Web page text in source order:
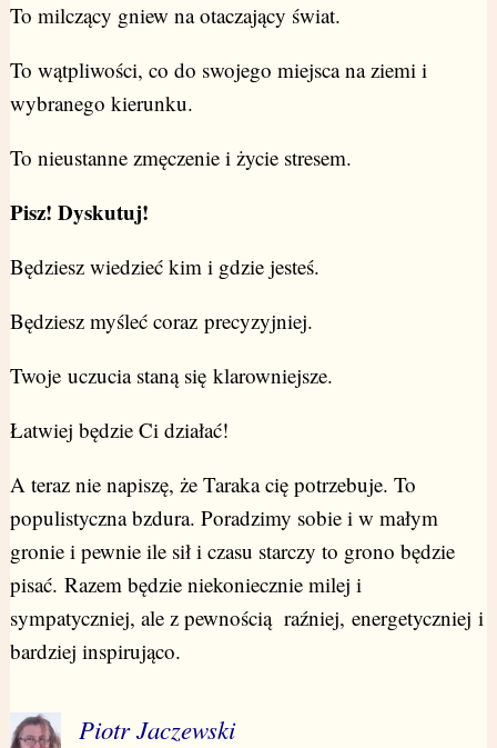
To milczący gniew na otaczający świat.
To wątpliwości, co do swojego miejsca na ziemi i
wybranego kierunku.
To nieustanne zmęczenie i życie stresem.
Pisz! Dyskutuj!
Będziesz wiedzieć kim i gdzie jesteś.
Będziesz myśleć coraz precyzyjniej.
Twoje uczucia staną się klarowniejsze.
Łatwiej będzie Ci działać!
A teraz nie napiszę, że Taraka cię potrzebuje. To
populistyczna bzdura. Poradzimy sobie i w małym
gronie i pewnie ile sił i czasu starczy to grono będzie
pisać. Razem będzie niekoniecznie milej i
sympatyczniej, ale z pewnością raźniej, energetyczniej i
bardziej inspirująco.
Piotr Jaczewski